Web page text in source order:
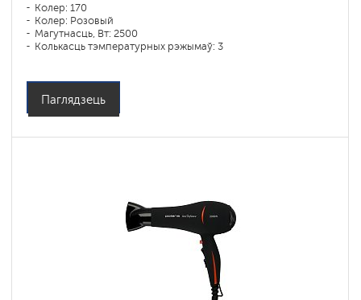
Колер: 170
Колер: Розовый
Магутнасць, Вт: 2500
Колькасць тэмпературных рэжымаў: 3
Паглядзець